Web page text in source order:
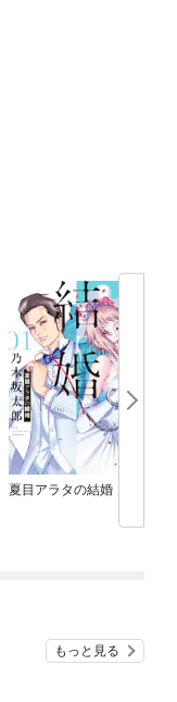
夏目アラタの結婚
もっと見る